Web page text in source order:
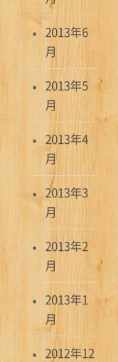
2013年6
月
2013年5
月
2013年4
月
2013年3
月
2013年2
月
2013年1
月
2012年12